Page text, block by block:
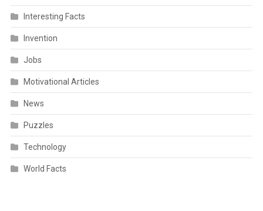
Interesting Facts
Invention
Jobs
Motivational Articles
News
Puzzles
Technology
World Facts